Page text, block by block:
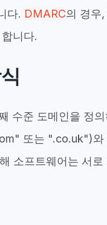
다. DMARC의 경우
니다.
수준 도메인을 정
또는 ".co.uk")와
소프트웨어는 서